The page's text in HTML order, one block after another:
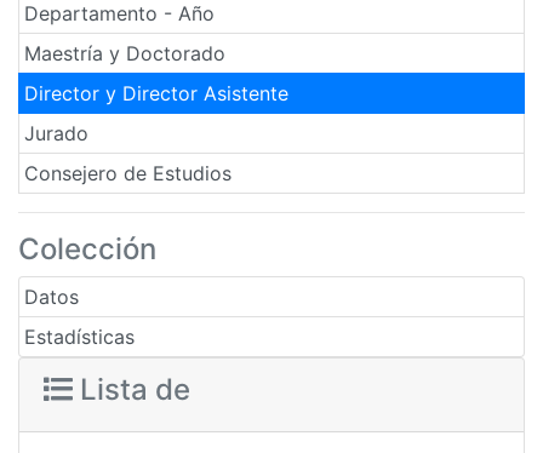
Departamento - Año
Maestría y Doctorado
Director y Director Asistente
Jurado
Consejero de Estudios
Colección
Datos
Estadísticas
Lista de